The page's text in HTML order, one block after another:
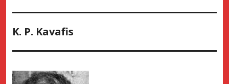
K. P. Kavafis